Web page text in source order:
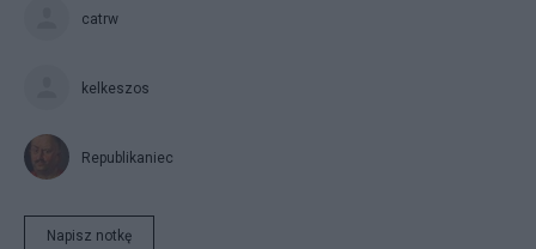
catrw
kelkeszos
Republikaniec
Napisz notkę